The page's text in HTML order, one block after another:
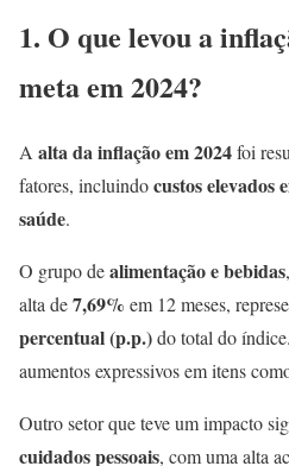
1. O que levou a
meta em 2024?
A alta da inflação em 2024foi
fatores, incluindocustos elevados
saúde.
O grupo dealimentação e bebidas
alta de7,69% em 12 meses,
percentual (p.p.)do total do
aumentos expressivos em itens
Outro setor que teve um impacto
cuidados pessoais, com uma alta